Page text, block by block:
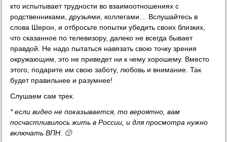
кто испытывает трудности во взаимоотношениях с
родственниками, друзьями, коллегами… Вслушайтесь в
слова Шерон, и отбросьте попытки убедить своих близких,
что сказанное по телевизору, далеко не всегда бывает
правдой. Не надо пытаться навязать свою точку зрения
окружающим, это не приведет ни к чему хорошему. Вместо
этого, подарите им свою заботу, любовь и внимание. Так
будет правильнее и разумнее!
Слушаем сам трек.
* если видео не показывается, то вероятно, вам
посчастливилось жить в России, и для просмотра нужно
включать ВПН. 🙁